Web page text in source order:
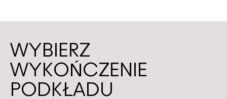
WYBIERZ
WYKOŃCZENIE
PODKŁADU